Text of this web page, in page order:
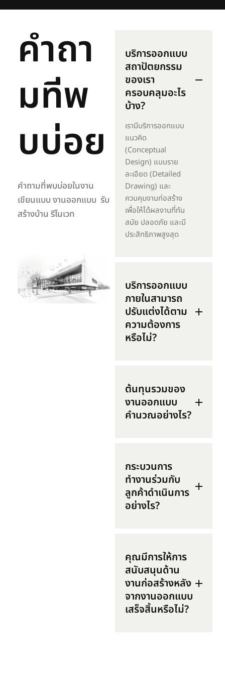
คำถา
มทพ
บบอย
คำถามที่พบบ่อยในงาน
เขียนแบบ งานออกแบบ รับ
สร้างบ้าน รีโนเวท
บริการออกแบบ
สถาปัตยกรรม
ของเรา
ครอบคลุมอะไร
บ้าง?
เรามีบริการออกแบบ
แนวคิด
(Conceptual
Design) แบบราย
ละเอียด (Detailed
Drawing) และ
ควบคุมงานก่อสร้าง
เพื่อให้ได้ผลงานที่ทัน
สมัย ปลอดภัย และมี
ประสิทธิภาพสูงสุด
บริการออกแบบ
ภายในสามารถ
ปรับแต่งได้ตาม
ความต้องการ
หรือไม่?
ต้นทุนรวมของ
งานออกแบบ
คำนวณอย่างไร?
กระบวนการ
ทำงานร่วมกับ
ลูกค้าดำเนินการ
อย่างไร?
คุณมีการให้การ
สนับสนุนด้าน
งานก่อสร้างหลัง
จากงานออกแบบ
เสร็จสิ้นหรือไม่?